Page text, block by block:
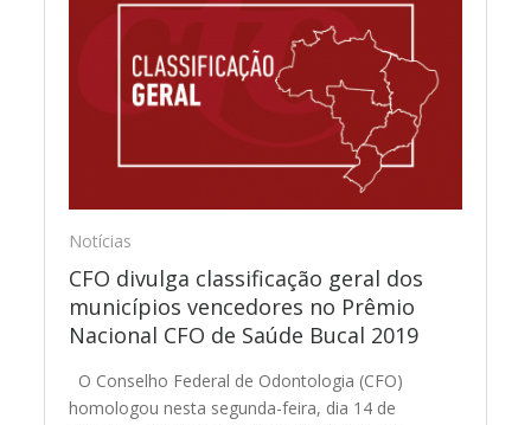
Notícias
CFO divulga classificação geral dos
municípios vencedores no Prêmio
Nacional CFO de Saúde Bucal 2019
O Conselho Federal de Odontologia (CFO)
homologou nesta segunda-feira, dia 14 de